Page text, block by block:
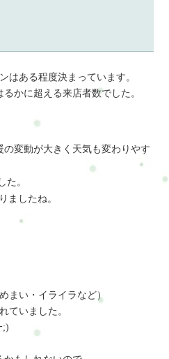
はある程度決まっています。
かに超える来店者数でした。
変動が大きく天気も変わりやす
た。
ましたね。
まい・イライラなど）
ていました。
;)